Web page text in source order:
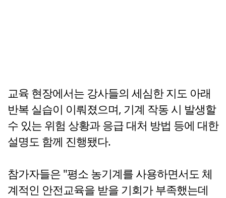
교육 현장에서는 강사들의 세심한 지도 아래
반복 실습이 이뤄졌으며, 기계 작동 시 발생할
수 있는 위험 상황과 응급 대처 방법 등에 대한
설명도 함께 진행됐다.
참가자들은 "평소 농기계를 사용하면서도 체
계적인 안전교육을 받을 기회가 부족했는데